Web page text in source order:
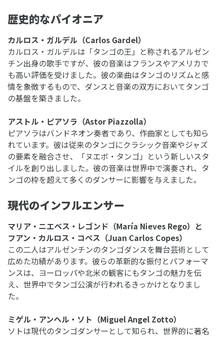
歴史的なパイオニア
カルロス・ガルデル（Carlos Gardel）
カルロス・ガルデルは「タンゴの王」と称されるアルゼン
チン出身の歌手ですが、彼の音楽はフランスやアメリカで
も高い評価を受けました。彼の楽曲はタンゴのリズムと感
情を象徴するもので、ダンスと音楽の双方においてタンゴ
の基盤を築きました。
アストル・ピアソラ（Astor Piazzolla）
ピアソラはバンドネオン奏者であり、作曲家としても知ら
れています。彼は従来のタンゴにクラシック音楽やジャズ
の要素を融合させ、「ヌエボ・タンゴ」という新しいスタ
イルを創り出しました。彼の音楽は世界中で演奏され、タ
ンゴの枠を超えて多くのダンサーに影響を与えました。
現代のインフルエンサー
マリア・ニエベス・レゴンド（María Nieves Rego）と
フアン・カルロス・コペス（Juan Carlos Copes）
この二人はアルゼンチンのタンゴダンスを舞台芸術として
広めた功績があります。彼らの革新的な振付とパフォーマ
ンスは、ヨーロッパや北米の観客にもタンゴの魅力を伝
え、世界中でタンゴ公演が行われるきっかけとなりまし
た。
ミゲル・アンヘル・ソト（Miguel Angel Zotto）
ソトは現代のタンゴダンサーとして知られ、世界的に著名